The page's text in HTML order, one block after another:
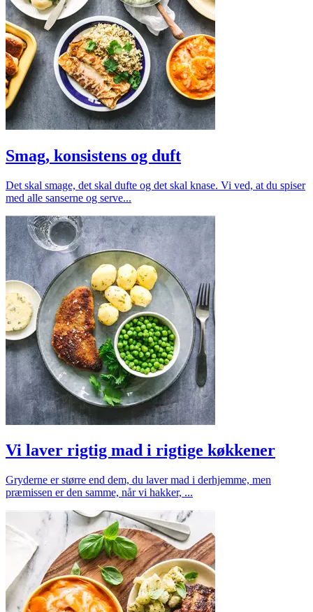
Smag, konsistens og duft
Det skal smage, det skal dufte og det skal knase. Vi ved, at du spiser
med alle sanserne og serve...
Vi laver rigtig mad i rigtige køkkener
Gryderne er større end dem, du laver mad i derhjemme, men
præmissen er den samme, når vi hakker, ...